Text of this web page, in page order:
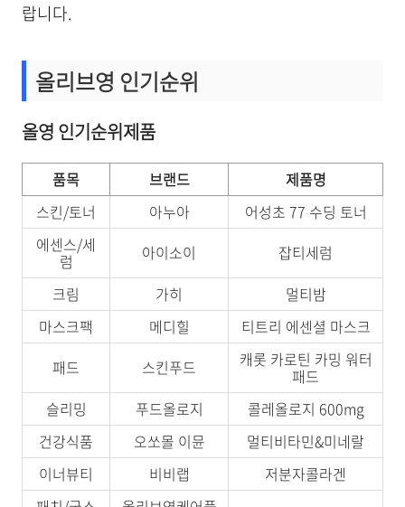
랍니다.
올리브영 인기순위
올영 인기순위제품
품목 브랜드
제품명
스킨/토너
아누아
어성초 77 수딩 토너
에센스/세
럼 아이소이
잡티세럼
크림
가히
멀티밤
마스크팩
메디힐
티트리 에센셜 마스크
패드
스킨푸드 캐롯 카로틴 카밍 워터
패드
슬리밍
푸드올로지
콜레올로지 600mg
건강식품
오쏘몰 이뮨
멀티비타민&미네랄
이너뷰티
비비랩
저분자콜라겐